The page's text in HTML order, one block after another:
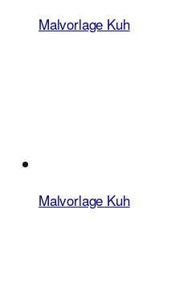
Malvorlage Kuh
Malvorlage Kuh